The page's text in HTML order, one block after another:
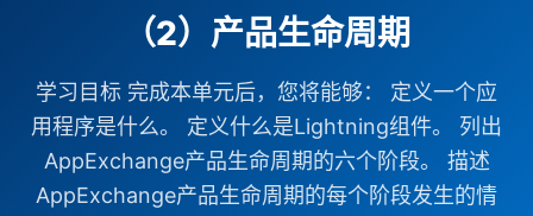
（2）产品生命周期
学习目标 完成本单元后，您将能够： 定义一个应
用程序是什么。 定义什么是Lightning组件。 列出
AppExchange产品生命周期的六个阶段。 描述
AppExchange产品生命周期的每个阶段发生的情